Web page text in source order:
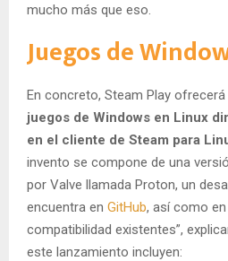
mucho más que eso.
Juegos de
En concreto, Steam Play ofrecerá
juegos de Windows en Linux
en el cliente de Steam para
invento se compone de una
por Valve llamada Proton, un
encuentra en GitHub, así como
compatibilidad existentes”,
este lanzamiento incluyen: